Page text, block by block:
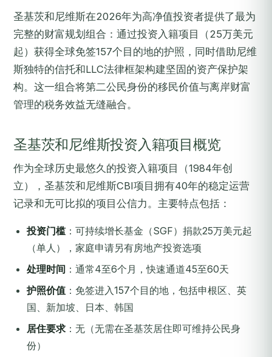
圣基茨和尼维斯在2026年为高净值投资者提供了最为
完整的财富规划组合：通过投资入籍项目（25万美元
起）获得全球免签157个目的地的护照，同时借助尼维
斯独特的信托和LLC法律框架构建坚固的资产保护架
构。这一组合将第二公民身份的移民价值与离岸财富
管理的税务效益无缝融合。
圣基茨和尼维斯投资入籍项目概览
作为全球历史最悠久的投资入籍项目（1984年创
立），圣基茨和尼维斯CBI项目拥有40年的稳定运营
记录和无可比拟的项目公信力。主要特点包括：
投资门槛：可持续增长基金（SGF）捐款25万美元起
（单人），家庭申请另有房地产投资选项
处理时间 ：通常4至6个月，快速通道45至60天
护照价值 ：免签进入157个目的地，包括申根区、英
国、新加坡、日本、韩国
居住要求 ：无（无需在圣基茨居住即可维持公民身
份）